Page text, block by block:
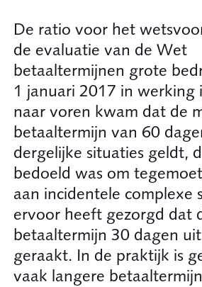
De ratio voor het
de evaluatie van de Wet
betaaltermijnen grote
1 januari 2017 in werking
naar voren kwam dat de
betaaltermijn van 60
dergelijke situaties geldt,
bedoeld was om
aan incidentele complexe
ervoor heeft gezorgd dat
betaaltermijn 30 dagen
geraakt. In de praktijk is
vaak langere